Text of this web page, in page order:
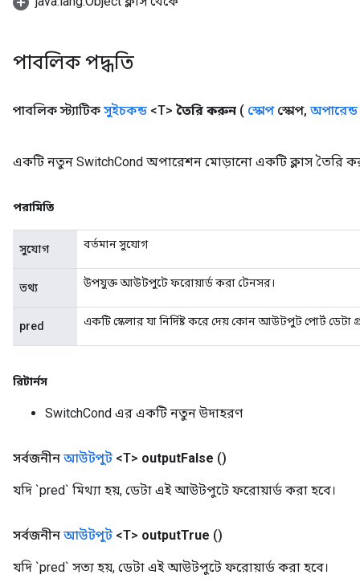
পাবলিক পদ্ধতি
পাবলিক স্ট্যাটিক সুইচকন্ড <T> তৈরি করুন ( স্কোপস্কোপ, অপারেন্ড
একটি নতুন SwitchCond অপারেশন মোড়ানো একটি ক্লাস তৈরি
পরামিতি
সুযোগ বর্তমান সুযোগ
তথ্য উপযুক্ত আউটপুটে ফরোয়ার্ড করা টেনসর।
pred একটি স্কেলার যা নির্দিষ্ট করে দেয় কোন আউটপুট পোর্ট ডেটা
রিটার্নস
SwitchCond এর একটি নতুন উদাহরণ
সর্বজনীন আউটপুট <T> outputFalse ()
যদি `pred` মিথ্যা হয়, ডেটা এই আউটপুটে ফরোয়ার্ড করা হবে।
সর্বজনীন আউটপুট <T> outputTrue ()
যদি `pred` সত্য হয়, ডেটা এই আউটপুটে ফরোয়ার্ড করা হবে।